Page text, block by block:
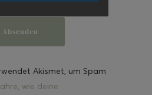
Akismet, um Spam
wie deine